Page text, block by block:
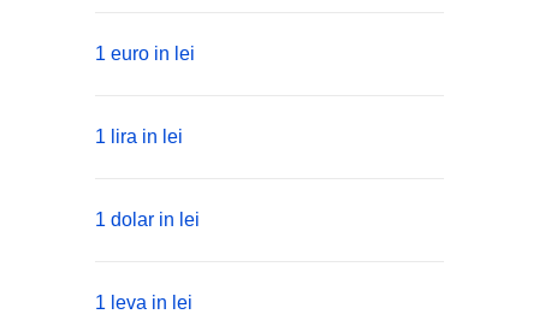
1 euro in lei
1 lira in lei
1 dolar in lei
1 leva in lei